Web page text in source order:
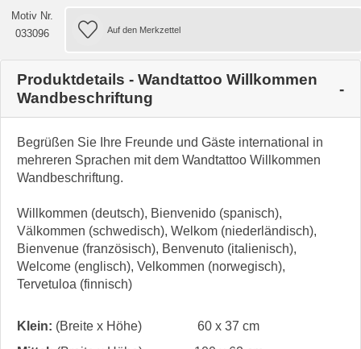
Motiv Nr.
033096
Produktdetails - Wandtattoo Willkommen
Wandbeschriftung
Begrüßen Sie Ihre Freunde und Gäste international in
mehreren Sprachen mit dem Wandtattoo Willkommen
Wandbeschriftung.
Willkommen (deutsch), Bienvenido (spanisch),
Välkommen (schwedisch), Welkom (niederländisch),
Bienvenue (französisch), Benvenuto (italienisch),
Welcome (englisch), Velkommen (norwegisch),
Tervetuloa (finnisch)
Klein: (Breite x Höhe)
60 x 37 cm